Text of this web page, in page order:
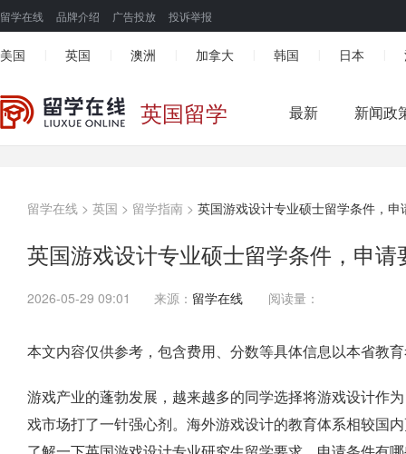
留学在线 品牌介绍 广告投放 投诉举报
美国 英国 澳洲 加拿大 韩国 日本
英国留学 最新 新闻政
留学在线 > 英国 > 留学指南 > 英国游戏设计专业硕士留学条件，申
英国游戏设计专业硕士留学条件，申请
2026-05-29 09:01 来源： 留学在线 阅读量：
本文内容仅供参考，包含费用、分数等具体信息以本省教
游戏产业的蓬勃发展，越来越多的同学选择将游戏设计作
戏市场打了一针强心剂。海外游戏设计的教育体系相较国